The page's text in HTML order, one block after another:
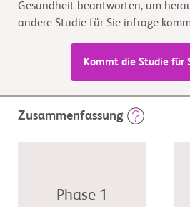
Gesundheit beantworten, um
andere Studie für Sie infrage
Kommt die Studie für
Zusammenfassung
Phase 1